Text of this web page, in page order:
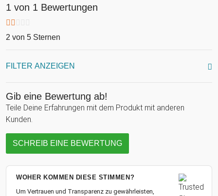
1 von 1 Bewertungen
2 von 5 Sternen
FILTER ANZEIGEN
Gib eine Bewertung ab!
Teile Deine Erfahrungen mit dem Produkt mit anderen
Kunden.
SCHREIB EINE BEWERTUNG
WOHER KOMMEN DIESE STIMMEN?
Um Vertrauen und Transparenz zu gewährleisten,